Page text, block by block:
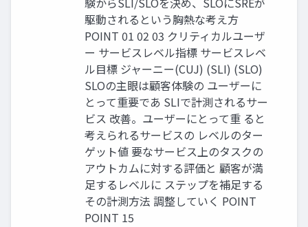
駆動されるという胸熱な考え方
POINT 01 02 03 クリティカルユーザ
ー サービスレベル指標 サービスレベ
ル目標 ジャーニー(CUJ) (SLI) (SLO)
SLOの主眼は顧客体験の ユーザーに
とって重要であ SLIで計測されるサー
ビス 改善。ユーザーにとって重 ると
考えられるサービスの レベルのター
ゲット値 要なサービス上のタスクの
アウトカムに対する評価と 顧客が満
足するレベルに ステップを補足する
その計測方法 調整していく POINT
POINT 15